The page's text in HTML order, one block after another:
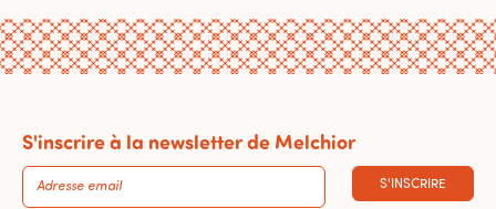
S'inscrire à la newsletter de Melchior
S'INSCRIRE